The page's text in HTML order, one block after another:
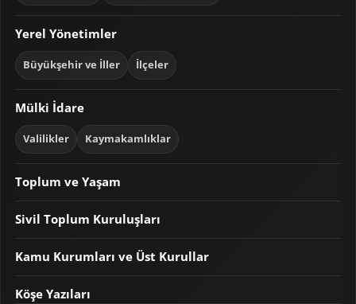
Yerel Yönetimler
Büyükşehir ve İller İlçeler
Mülki İdare
Valilikler Kaymakamlıklar
Toplum ve Yaşam
Sivil Toplum Kuruluşları
Kamu Kurumları ve Üst Kurullar
Köşe Yazıları